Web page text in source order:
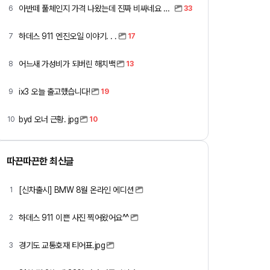
6 아반떼 풀체인지 가격 나왔는데 진짜 비싸네요 ㅎㅎ 33
7 하데스 911 엔진오일 이야기. . . 17
8 어느새 가성비가 되버린 해치백 13
9 ix3 오늘 출고했습니다! 19
10 byd 오너 근황. jpg 10
따끈따끈한 최신글
1 [신차출시] BMW 8월 온라인 에디션
2 하데스 911 이쁜 사진 찍어왔어요^^
3 경기도 교통호재 티어표.jpg